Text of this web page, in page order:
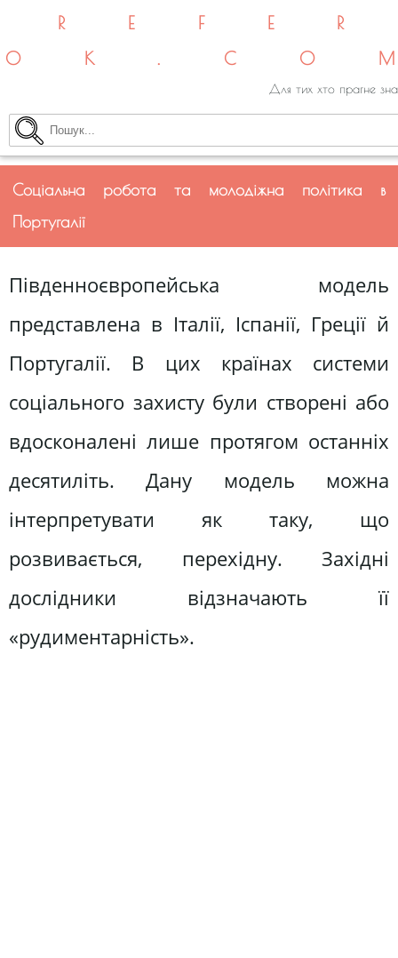
Для тих хто прагне
Соціальна робота та молодіжна політика в
Португалії
Південноєвропейська модель
представлена в Італії, Іспанії, Греції й
Португалії. В цих країнах системи
соціального захисту були створені або
вдосконалені лише протягом останніх
десятиліть. Дану модель можна
інтерпретувати як таку, що
розвивається, перехідну. Західні
дослідники відзначають її
«рудиментарність».